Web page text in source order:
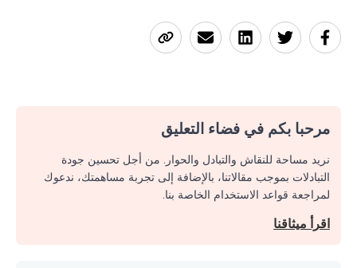
مرحبا بكم في فضاء التعليق
نريد مساحة للنقاش والتبادل والحوار. من أجل تحسين جودة
التبادلات بموجب مقالاتنا، بالإضافة إلى تجربة مساهمتك، ندعوك
لمراجعة قواعد الاستخدام الخاصة بنا.
اقرأ ميثاقنا